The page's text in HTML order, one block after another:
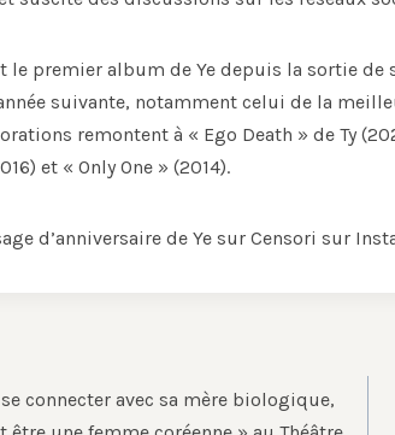
le premier album de Ye depuis la sortie de
suivante, notamment celui de la
remontent à « Ego Death » de Ty
et « Only One » (2014).
d’anniversaire de Ye sur Censori sur
connecter avec sa mère biologique,